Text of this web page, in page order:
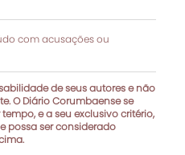
com acusações ou
de seus autores e não
O Diário Corumbaense se
e a seu exclusivo critério,
possa ser considerado